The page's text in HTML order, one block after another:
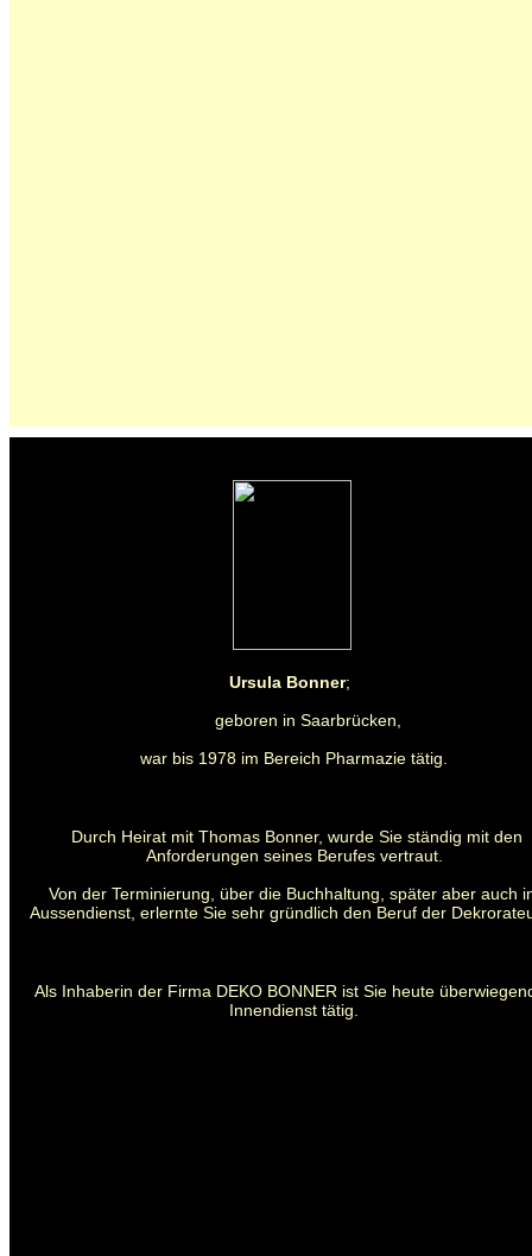
Ursula Bonner;
geboren in Saarbrücken,
war bis 1978 im Bereich Pharmazie tätig.
Durch Heirat mit Thomas Bonner, wurde Sie ständig mit den
Anforderungen seines Berufes vertraut.
Von der Terminierung, über die Buchhaltung, später aber auch
Aussendienst, erlernte Sie sehr gründlich den Beruf der
Als Inhaberin der Firma DEKO BONNER ist Sie heute
Innendienst tätig.